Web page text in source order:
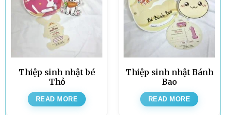
Thiệp sinh nhật bé
Thỏ
READ MORE
Thiệp sinh nhật Bánh
Bao
READ MORE